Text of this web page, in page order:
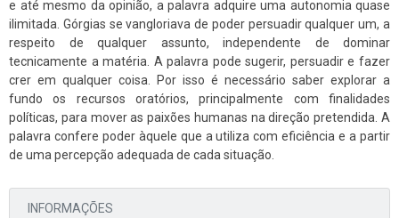
e até mesmo da opinião, a palavra adquire uma autonomia quase
ilimitada. Górgias se vangloriava de poder persuadir qualquer um, a
respeito de qualquer assunto, independente de dominar
tecnicamente a matéria. A palavra pode sugerir, persuadir e fazer
crer em qualquer coisa. Por isso é necessário saber explorar a
fundo os recursos oratórios, principalmente com finalidades
políticas, para mover as paixões humanas na direção pretendida. A
palavra confere poder àquele que a utiliza com eficiência e a partir
de uma percepção adequada de cada situação.
INFORMAÇÕES